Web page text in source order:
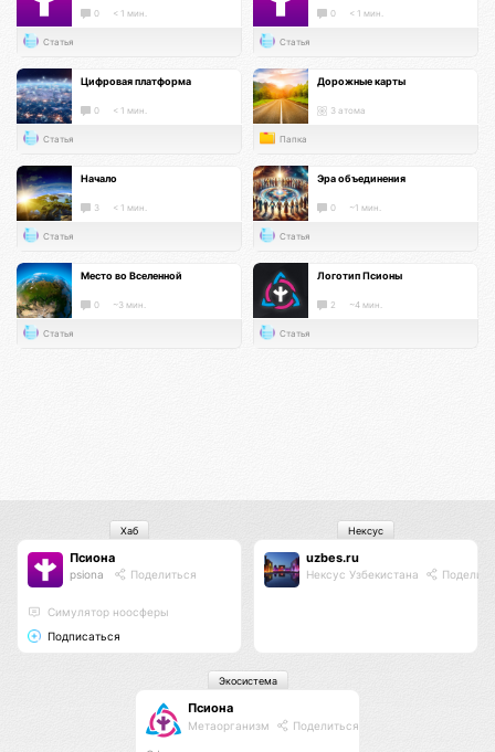
0 < 1 мин.
Статья
0 < 1 мин.
Статья
Цифровая платформа
0 < 1 мин.
Статья
Дорожные карты
3 атома
Папка
Начало
3 < 1 мин.
Статья
Эра объединения
0 ~1 мин.
Статья
Место во Вселенной
0 ~3 мин.
Статья
Логотип Псионы
2 ~4 мин.
Статья
Псиона
psiona Поделиться
Cимулятор ноосферы
Подписаться
Хаб
uzbes.ru
Нексус Узбекистана
Нексус
Псиона
Метаорганизм Поделиться
Экосистема